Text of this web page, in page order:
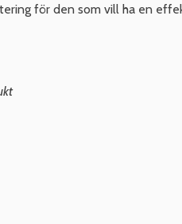
för den som vill ha en